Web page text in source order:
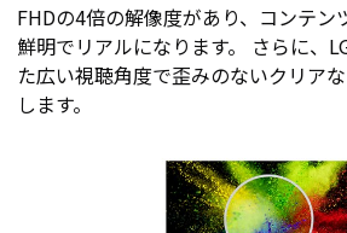
FHDの4倍の解像度があり、コンテン
鮮明でリアルになります。 さらに、
た広い視聴角度で歪みのないクリア
します。